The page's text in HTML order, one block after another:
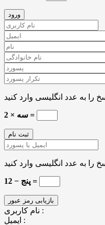
2 × سه =
12 − پنج =
نام کاربری :
ایمیل :